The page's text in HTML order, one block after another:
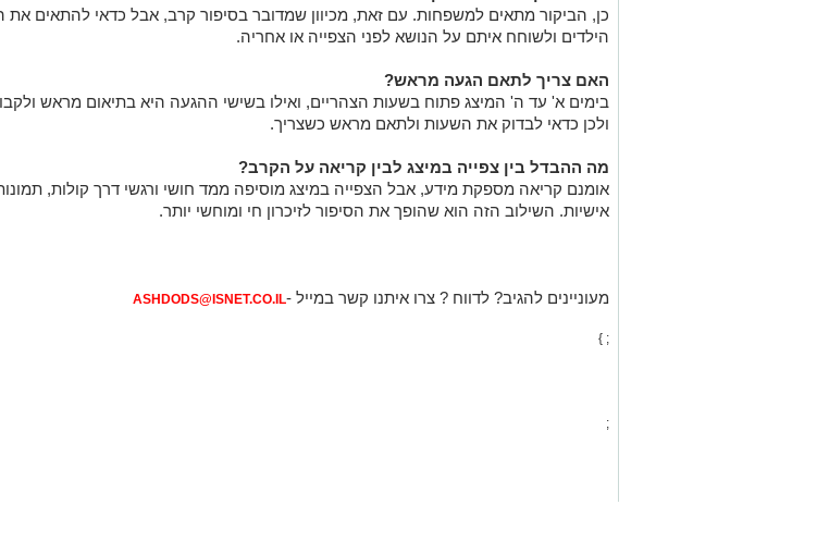
כן, הביקור מתאים למשפחות. עם זאת, מכיוון שמדובר בסיפור קרב, אבל כדאי להתאים את
הילדים ולשוחח איתם על הנושא לפני הצפייה או אחריה.
האם צריך לתאם הגעה מראש?
בימים א' עד ה' המיצג פתוח בשעות הצהריים, ואילו בשישי ההגעה היא בתיאום מראש
ולכן כדאי לבדוק את השעות ולתאם מראש כשצריך.
מה ההבדל בין צפייה במיצג לבין קריאה על הקרב?
אומנם קריאה מספקת מידע, אבל הצפייה במיצג מוסיפה ממד חושי ורגשי דרך קולות, תמונות
אישיות. השילוב הזה הוא שהופך את הסיפור לזיכרון חי ומוחשי יותר.
מעוניינים להגיב? לדווח ? צרו איתנו קשר במייל -ASHDODS@ISNET.CO.IL
; }
;